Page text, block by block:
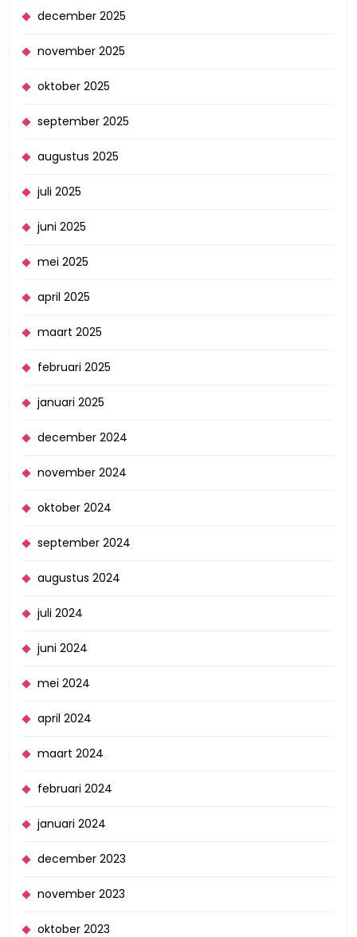
december 2025
november 2025
oktober 2025
september 2025
augustus 2025
juli 2025
juni 2025
mei 2025
april 2025
maart 2025
februari 2025
januari 2025
december 2024
november 2024
oktober 2024
september 2024
augustus 2024
juli 2024
juni 2024
mei 2024
april 2024
maart 2024
februari 2024
januari 2024
december 2023
november 2023
oktober 2023